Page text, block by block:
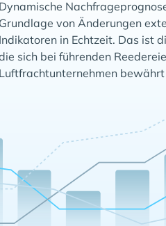
von Änderungen
in Echtzeit. Das ist
sich bei führenden